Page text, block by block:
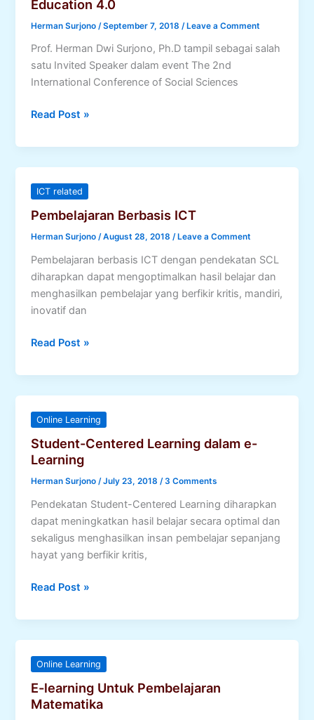
Education 4.0
Herman Surjono /September 7, 2018 /Leave a Comment
Prof. Herman Dwi Surjono, Ph.D tampil sebagai salah
satu Invited Speaker dalam event The 2nd
International Conference of Social Sciences
The
of
ICT
Towards
Education
4.0
Read Post »
ICT related
Pembelajaran Berbasis ICT
Herman Surjono/August 28, 2018/ Leave a Comment
Pembelajaran berbasis ICT dengan pendekatan SCL
diharapkan dapat mengoptimalkan hasil belajar dan
menghasilkan pembelajar yang berfikir kritis, mandiri,
inovatif dan
Pembelajaran
ICT
Read Post »
Online Learning
Student-Centered Learning dalam e-
Learning
Herman Surjono/July 23, 2018/3 Comments
Pendekatan Student-Centered Learning diharapkan
dapat meningkatkan hasil belajar secara optimal dan
sekaligus menghasilkan insan pembelajar sepanjang
hayat yang berfikir kritis,
Student-
Learning
dalam
e-
Learning
Read Post »
Online Learning
E-learning Untuk Pembelajaran
Matematika